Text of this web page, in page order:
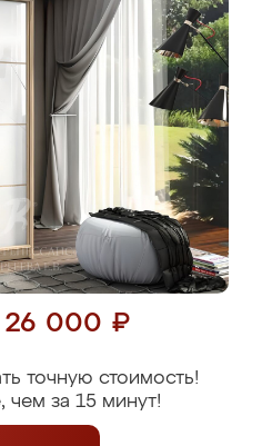
26 000 ₽
точную стоимость!
чем за 15 минут!